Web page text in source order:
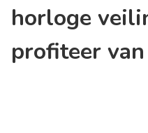
horloge
profiteer